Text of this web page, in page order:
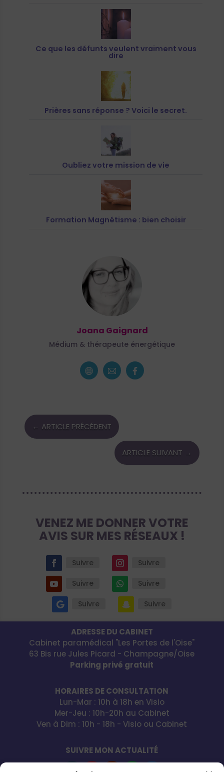
Ce que les défunts veulent vraiment vous
dire
Prières sans réponse ? Voici le secret.
Oubliez votre mission de vie
Formation Magnétisme : bien choisir
Joana Gaignard
Médium & thérapeute énergétique
← ARTICLE PRÉCÉDENT
ARTICLE SUIVANT →
VENEZ ME DONNER VOTRE
AVIS SUR MES RÉSEAUX !
Suivre Suivre
Suivre Suivre
Suivre Suivre
ADRESSE DU CABINET
Cabinet paramédical "Les Portes de l'Oise"
63 Bis rue Jules Picard - Champagne/Oise
Parking privé gratuit
HORAIRES DE CONSULTATION
Lun-Mar : 10h à 18h en Visio
Mer-Jeu : 10h-20h au Cabinet
Ven à Dim : 10h - 18h - Visio ou Cabinet
SUIVRE MON ACTUALITÉ